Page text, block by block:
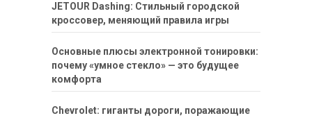
JETOUR Dashing: Стильный городской
кроссовер, меняющий правила игры
Основные плюсы электронной тонировки:
почему «умное стекло» — это будущее
комфорта
Chevrolet: гиганты дороги, поражающие